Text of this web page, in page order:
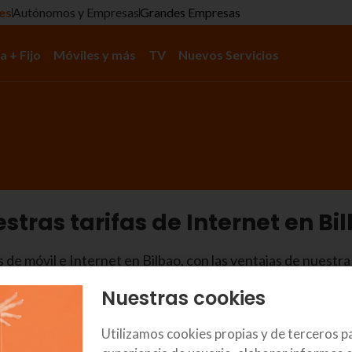
Autónomos y EmpresasGrandes Empresas
+ Fijo Móviles y más TV Nuevos Servicios
tarifas de Internet en
móvil e Internet en Bilbao, con las ventajas de
Nuestras cookies
Utilizamos cookies propias y de terceros